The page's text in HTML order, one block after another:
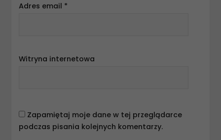
Adres email *
Witryna internetowa
Zapamiętaj moje dane w tej przeglądarce
podczas pisania kolejnych komentarzy.